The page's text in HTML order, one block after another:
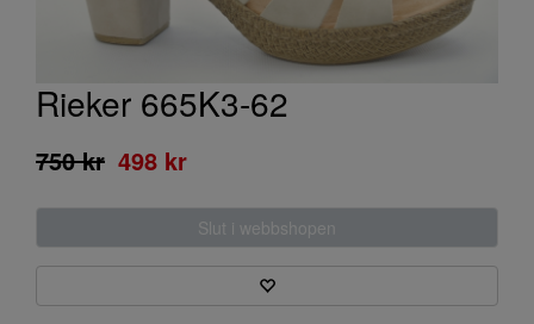
Rieker 665K3-62
750 kr 498 kr
Slut i webbshopen